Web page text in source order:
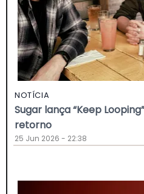
NOTÍCIA
Sugar lança “Keep
retorno
25 Jun 2026 - 22:38